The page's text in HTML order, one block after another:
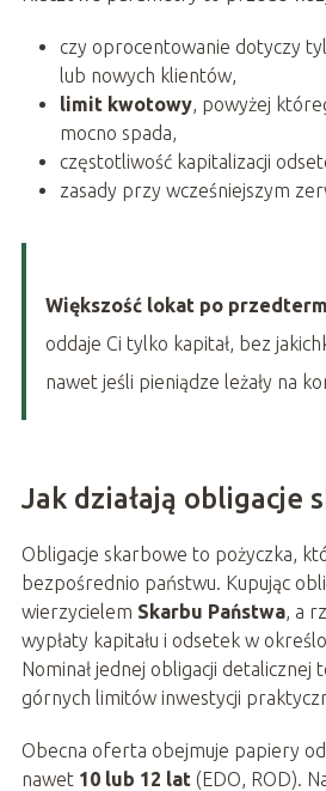
czy oprocentowanie dotyczy
lub nowych klientów,
limit kwotowy, powyżej
mocno spada,
częstotliwość kapitalizacji
zasady przy wcześniejszym
Większość lokat po
oddaje Ci tylko kapitał, bez
nawet jeśli pieniądze leżały na
Jak działają obligacje
Obligacje skarbowe to pożyczka,
bezpośrednio państwu. Kupując
wierzycielem Skarbu Państwa, a
wypłaty kapitału i odsetek w
Nominał jednej obligacji detalicznej
górnych limitów inwestycji
Obecna oferta obejmuje papiery od
nawet 10 lub 12 lat(EDO, ROD).